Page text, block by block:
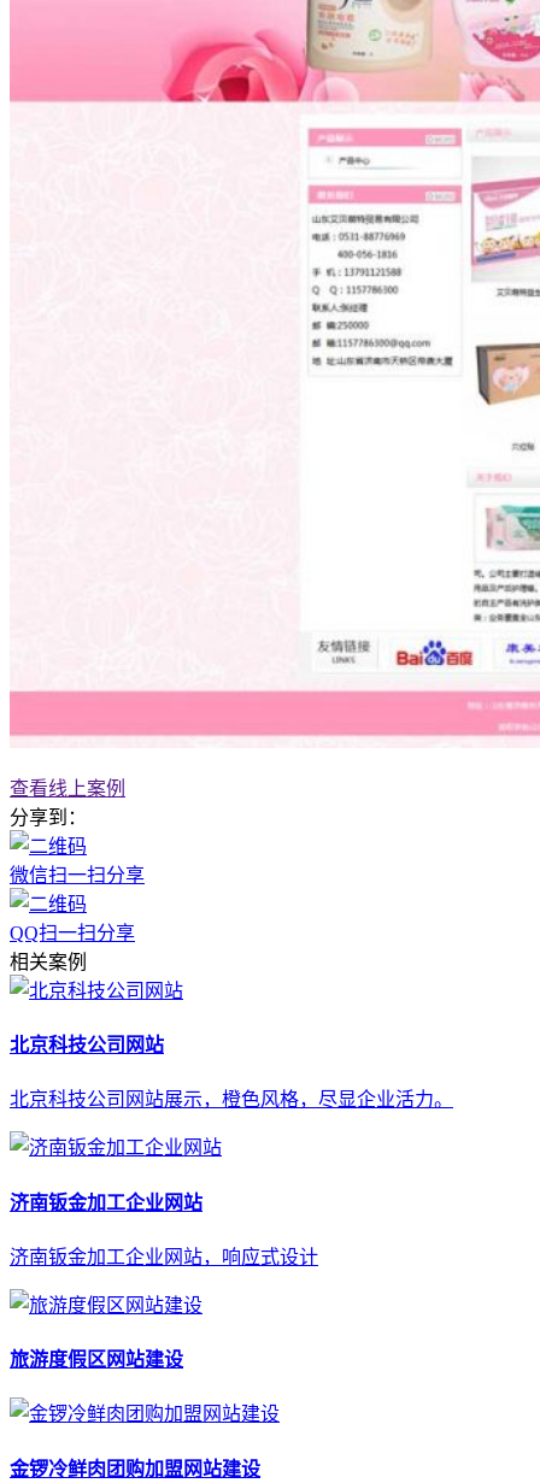
查看线上案例
分享到：
微信扫一扫分享
QQ扫一扫分享
相关案例
北京科技公司网站
北京科技公司网站展示，橙色风格，尽显企业活力。
济南钣金加工企业网站
济南钣金加工企业网站，响应式设计
旅游度假区网站建设
金锣冷鲜肉团购加盟网站建设